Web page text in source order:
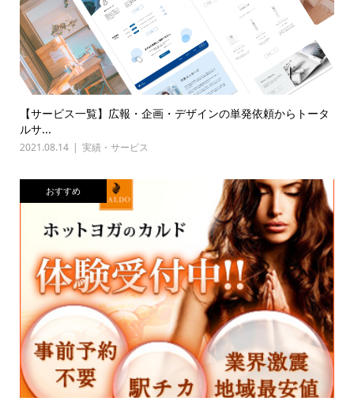
【サービス一覧】広報・企画・デザインの単発依頼からトータ
ルサ...
2021.08.14 実績・サービス
おすすめ